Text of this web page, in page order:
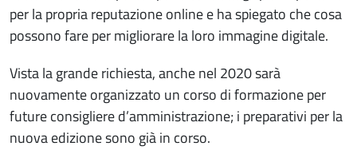
per la propria reputazione online e ha spiegato che cosa
possono fare per migliorare la loro immagine digitale.
Vista la grande richiesta, anche nel 2020 sarà
nuovamente organizzato un corso di formazione per
future consigliere d’amministrazione; i preparativi per la
nuova edizione sono già in corso.